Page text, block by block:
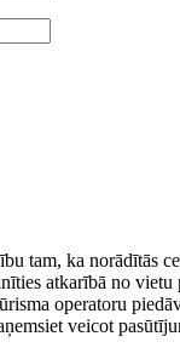
tam, ka norādītās
atkarībā ​no ​vietu
operatoru
veicot